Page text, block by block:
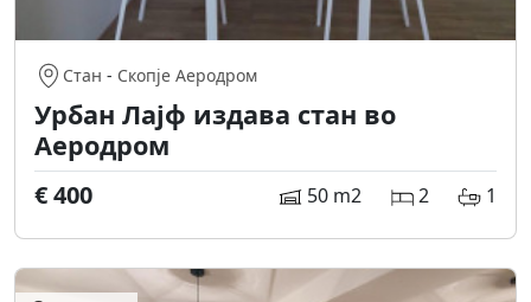
Стан - Скопје Аеродром
Урбан Лајф издава стан во
Аеродром
€ 400 50 m2 2 1